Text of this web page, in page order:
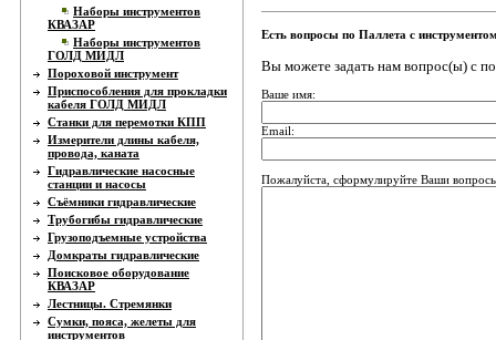
Наборы инструментов
КВАЗАР
Наборы инструментов
ГОЛД МИДЛ
Пороховой инструмент
Приспособления для прокладки
кабеля ГОЛД МИДЛ
Станки для перемотки КПП
Измерители длины кабеля,
провода, каната
Гидравлические насосные
станции и насосы
Съёмники гидравлические
Трубогибы гидравлические
Грузоподъемные устройства
Домкраты гидравлические
Поисковое оборудование
КВАЗАР
Лестницы. Стремянки
Сумки, пояса, желеты для
инструментов
Есть вопросы по Паллета с
Вы можете задать нам вопрос(ы) с
Ваше имя:
Email:
Пожалуйста, сформулируйте Ваши